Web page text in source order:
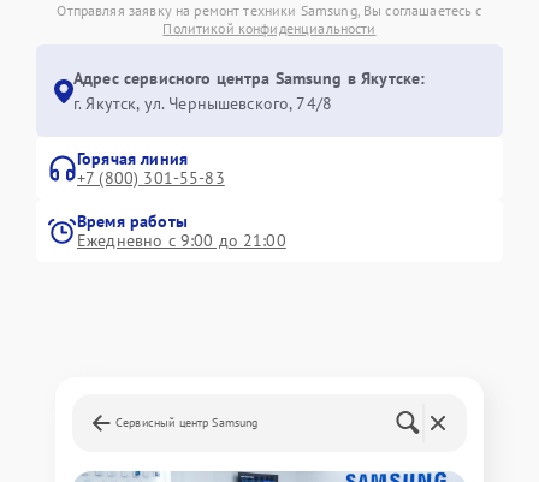
Отправляя заявку на ремонт техники Samsung, Вы соглашаетесь с
Политикой конфиденциальности
Адрес сервисного центра Samsung в Якутске:
г. Якутск, ул. Чернышевского, 74/8
Горячая линия
+7 (800) 301-55-83
Время работы
Ежедневно с 9:00 до 21:00
Сервисный центр Samsung